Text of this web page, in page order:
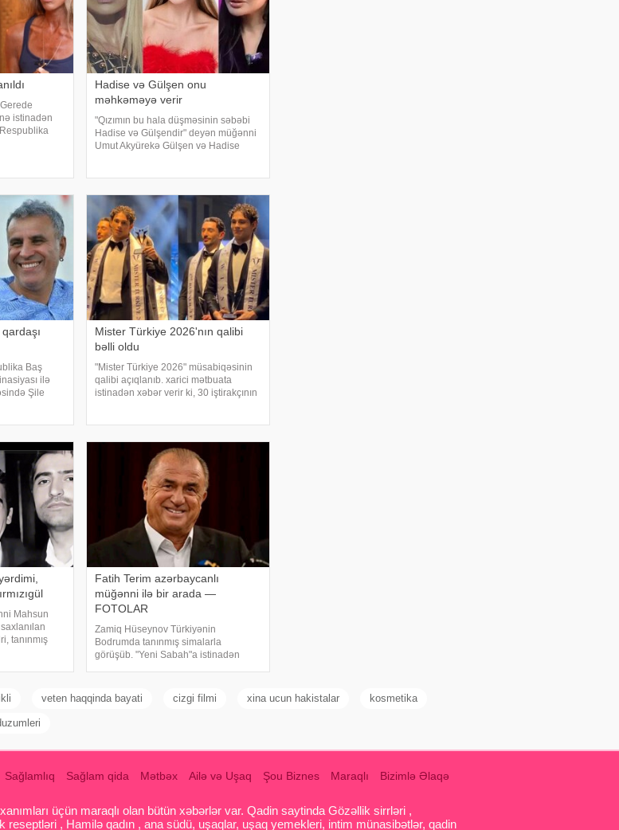
istinadən
Hadise və Gülşen onu
məhkəməyə verir
"Qızımın bu hala düşməsinin səbəbi
Hadise və Gülşendir" deyən müğənni
Umut Akyürekə Gülşen və Hadise
Baş
ilə
Şile
Mister Türkiye 2026'nın qalibi
bəlli oldu
"Mister Türkiye 2026" müsabiqəsinin
qalibi açıqlanıb. xarici mətbuata
istinadən xəbər verir ki, 30 iştirakçının
Mahsun
tanınmış
Fatih Terim azərbaycanlı
müğənni ilə bir arada —
FOTOLAR
Zamiq Hüseynov Türkiyənin
Bodrumda tanınmış simalarla
görüşüb. "Yeni Sabah"a istinadən
Terimləı ünsiyyətdə olub. Z.Hüseynov
görüş zaman
veten haqqinda bayati cizgi filmi xina ucun hakistalar kosmetika
Sağlamlıq Sağlam qida Mətbəx Ailə və Uşaq Şou Biznes Maraqlı Bizimlə Əlaqə
üçün maraqlı olan bütün xəbərlər var. Qadin saytinda Gözəllik sirrləri ,
reseptləri , Hamilə qadın , ana südü, uşaqlar, uşaq yemekleri, intim münasibətlər, qadin